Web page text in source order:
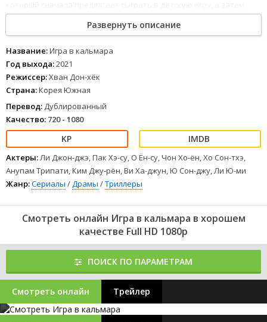
вручает Ги-хуну немалую сумму и визитку. Но радость мужчины
сменяется отчаянием, когда он узнаёт, что бывшая жена с новым
мужем собираются увезти его дочь в Америку. Он звонит
по номеру с визитки и становится последним участником тайных
игр на выживание с призом в 40 миллионов долларов. Среди
товарищей по несчастью оказываются его друг
детства - прогоревший финансист, бандит, смертельно больной
старик, северокорейская перебежчица, иммигрант из Пакистана
и многие другие отчаянно нуждающиеся в деньга
12 34 5 6 78
Развернуть описание
Название:Игра в кальмара
Год выхода:2021
Режиссер:Хван Дон-хёк
Страна:Корея Южная
Перевод: Дублированный
Качество: 720 - 1080
Актеры:Ли Джон-джэ, Пак Хэ-су, О Ён-су, Чон Хо-ён, Хо Сон-тхэ,
Анупам Трипати, Ким Джу-рён, Ви Ха-джун, Ю Сон-джу, Ли Ю-ми
Жанр:Сериалы /Драмы /Триллеры
Смотреть онлайн Игра в кальмара в хорошем
качестве Full HD 1080p
ПОИСК ПО ПАРАМЕТРАМ
Смотреть онлайн Трейлер